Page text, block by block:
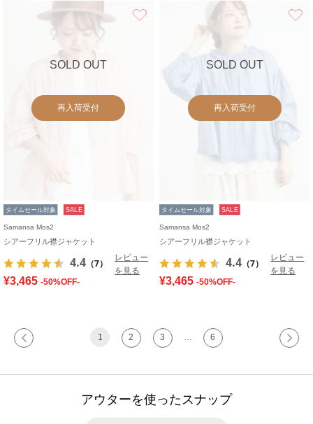
SOLD OUT
再入荷受付
タイムセール対象 SALE
Samansa Mos2
シアーフリル襟ジャケット
4.4 （7）
レビュー
を見る
¥3,465 -50%OFF-
SOLD OUT
再入荷受付
タイムセール対象 SALE
Samansa Mos2
シアーフリル襟ジャケット
4.4 （7）
レビュー
を見る
¥3,465 -50%OFF-
1 2 3 6
アウターを使ったスナップ